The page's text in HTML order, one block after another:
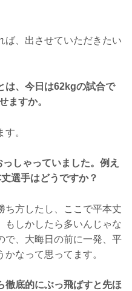
、出させていただきたい
は、今日は62kgの試合で
ますか。
。
しゃっていました。例え
選手はどうですか？
方したし、ここで平本丈
もしかしたら多いんじゃな
で、大晦日の前に一発、平
なって思ってます。
徹底的にぶっ飛ばすと先ほ